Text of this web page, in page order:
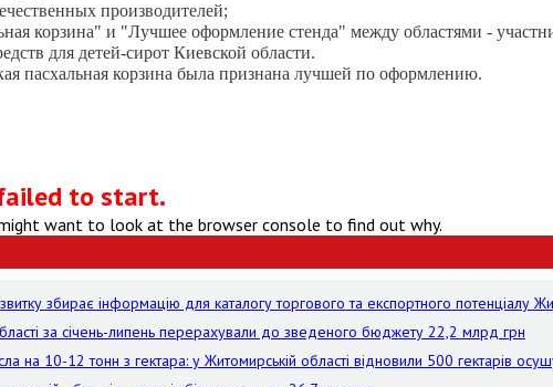
производителей;
корзина" и "Лучшее оформление стенда" между областями -
для детей-сирот Киевской области.
пасхальная корзина была признана лучшей по оформлению.
to start.
want to look at the browser console to find out why.
збирає інформацію для каталогу торгового та експортного потенціалу
за січень-липень перерахували до зведеного бюджету 22,2 млрд грн
на 10-12 тонн з гектара: у Житомирській області відновили 500 гектарів